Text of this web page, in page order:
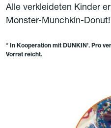
Alle verkleideten Kinder
Monster-Munchkin-
* In Kooperation mit DUNKIN’. Pro
Vorrat reicht.